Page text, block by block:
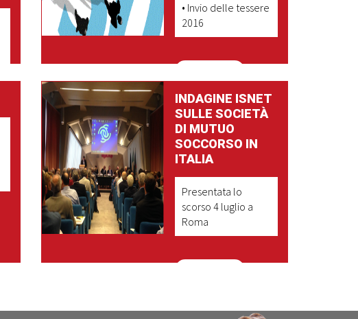
• Invio delle tessere
2016
INDAGINE ISNET
SULLE SOCIETÀ
DI MUTUO
SOCCORSO IN
ITALIA
Presentata lo
scorso 4 luglio a
Roma